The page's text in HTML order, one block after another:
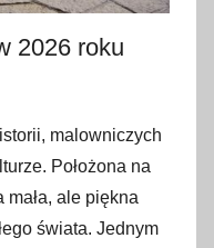
2026 roku
malowniczych
Położona na
mała, ale piękna
świata. Jednym